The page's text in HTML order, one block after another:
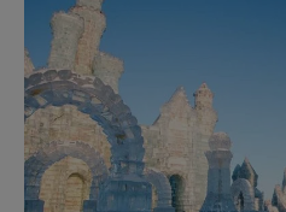
Risultati per